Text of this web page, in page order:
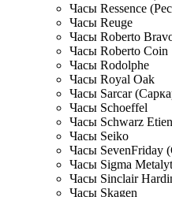
Часы Ressence
Часы Reuge
Часы Roberto
Часы Roberto Coin
Часы Rodolphe
Часы Royal Oak
Часы Sarcar
Часы Schoeffel
Часы Schwarz
Часы Seiko
Часы SevenFriday
Часы Sigma
Часы Sinclair
Часы Skagen